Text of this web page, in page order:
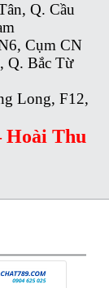
Q. Cầu
Cụm CN
Q. Bắc Từ
Long, F12,
Hoài Thu